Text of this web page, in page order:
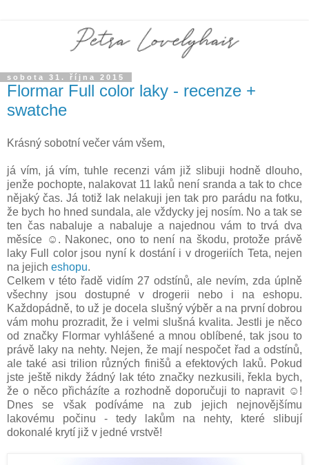
sobota 31. října 2015
Flormar Full color laky - recenze +
swatche
Krásný sobotní večer vám všem,
já vím, já vím, tuhle recenzi vám již slibuji hodně dlouho,
jenže pochopte, nalakovat 11 laků není sranda a tak to chce
nějaký čas. Já totiž lak nelakuji jen tak pro parádu na fotku,
že bych ho hned sundala, ale vždycky jej nosím. No a tak se
ten čas nabaluje a nabaluje a najednou vám to trvá dva
měsíce ☺. Nakonec, ono to není na škodu, protože právě
laky Full color jsou nyní k dostání i v drogeriích Teta, nejen
na jejich eshopu.
Celkem v této řadě vidím 27 odstínů, ale nevím, zda úplně
všechny jsou dostupné v drogerii nebo i na eshopu.
Každopádně, to už je docela slušný výběr a na první dobrou
vám mohu prozradit, že i velmi slušná kvalita. Jestli je něco
od značky Flormar vyhlášené a mnou oblíbené, tak jsou to
právě laky na nehty. Nejen, že mají nespočet řad a odstínů,
ale také asi trilion různých finišů a efektových laků. Pokud
jste ještě nikdy žádný lak této značky nezkusili, řekla bych,
že o něco přicházíte a rozhodně doporučuji to napravit ☺!
Dnes se však podíváme na zub jejich nejnovějšímu
lakovému počinu - tedy lakům na nehty, které slibují
dokonalé krytí již v jedné vrstvě!